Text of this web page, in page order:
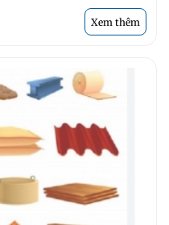
Xem thêm